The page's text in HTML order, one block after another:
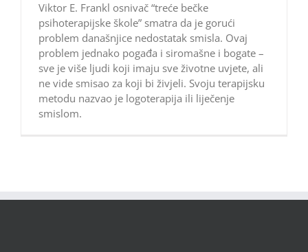
Viktor E. Frankl osnivač “treće bečke
psihoterapijske škole” smatra da je gorući
problem današnjice nedostatak smisla. Ovaj
problem jednako pogađa i siromašne i bogate –
sve je više ljudi koji imaju sve životne uvjete, ali
ne vide smisao za koji bi živjeli. Svoju terapijsku
metodu nazvao je logoterapija ili liječenje
smislom.